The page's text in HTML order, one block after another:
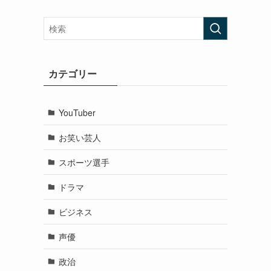
カテゴリー
YouTuber
お笑い芸人
スポーツ選手
ドラマ
ビジネス
声優
政治